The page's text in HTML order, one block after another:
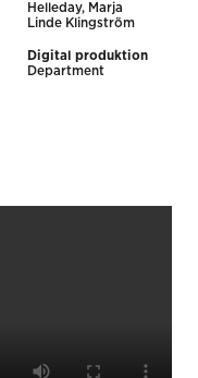
Helleday, Marja
Linde Klingström
Digital produktion
Department